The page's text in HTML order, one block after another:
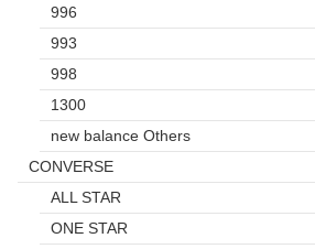
996
993
998
1300
new balance Others
CONVERSE
ALL STAR
ONE STAR